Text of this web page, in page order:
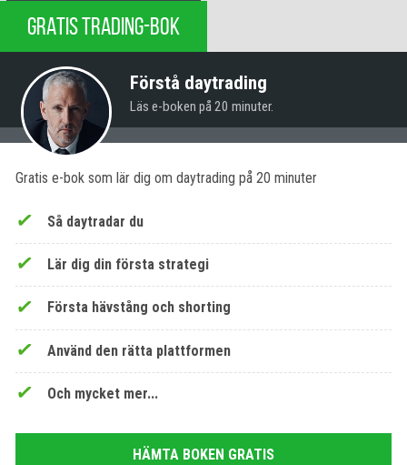
GRATIS TRADING-BOK
Förstå daytrading
Läs e-boken på 20 minuter.
Gratis e-bok som lär dig om daytrading på 20 minuter
Så daytradar du
Lär dig din första strategi
Första hävstång och shorting
Använd den rätta plattformen
Och mycket mer...
HÄMTA BOKEN GRATIS